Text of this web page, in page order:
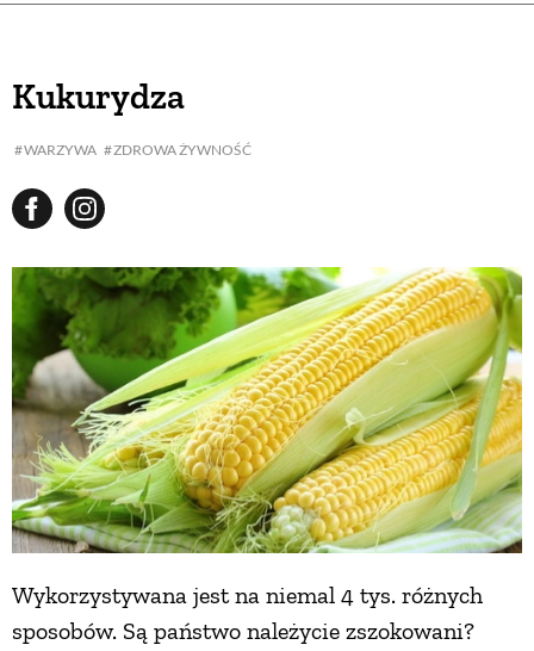
Kukurydza
WARZYWA ZDROWA ŻYWNOŚĆ
Wykorzystywana jest na niemal 4 tys. różnych
sposobów. Są państwo należycie zszokowani?